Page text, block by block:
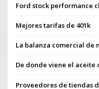
Ford stock performance
Mejores tarifas de 401k
La balanza comercial de
De donde viene el aceite
Proveedores de tiendas